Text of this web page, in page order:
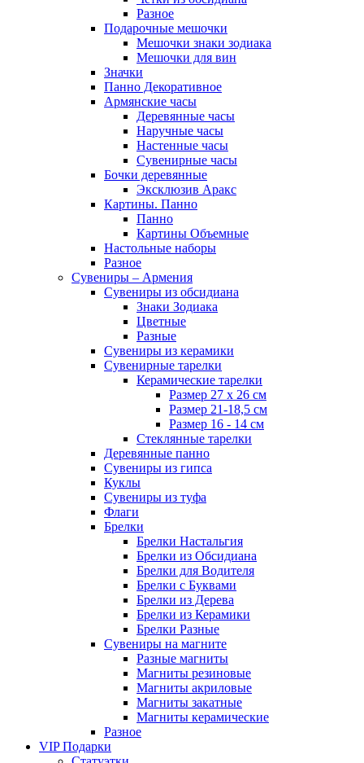
Разное
Подарочные мешочки
Мешочки знаки зодиака
Мешочки для вин
Значки
Панно Декоративное
Армянские часы
Деревянные часы
Наручные часы
Настенные часы
Сувенирные часы
Бочки деревянные
Эксклюзив Аракс
Картины. Панно
Панно
Картины Объемные
Настольные наборы
Разное
Сувениры – Армения
Сувениры из обсидиана
Знаки Зодиака
Цветные
Разные
Сувениры из керамики
Сувенирные тарелки
Керамические тарелки
Размер 27 х 26 см
Размер 21-18,5 см
Размер 16 - 14 см
Стеклянные тарелки
Деревянные панно
Сувениры из гипса
Куклы
Сувениры из туфа
Флаги
Брелки
Брелки Настальгия
Брелки из Обсидиана
Брелки для Водителя
Брелки с Буквами
Брелки из Дерева
Брелки из Керамики
Брелки Разные
Сувениры на магните
Разные магниты
Магниты резиновые
Магниты акриловые
Магниты закатные
Магниты керамические
Разное
VIP Подарки